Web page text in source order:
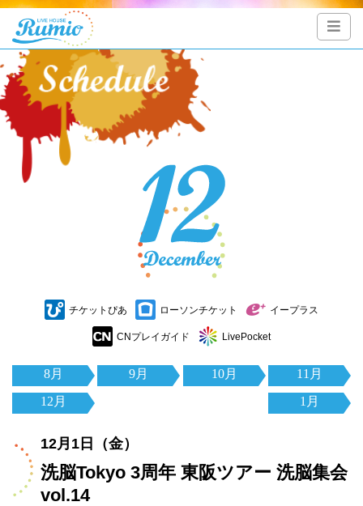
チケットぴあ ローソンチケット イープラス
CNプレイガイド LivePocket
8月 9月 10月
11月
12月
1月
12月1日（金）
洗脳Tokyo 3周年 東阪ツアー 洗脳集会
vol.14